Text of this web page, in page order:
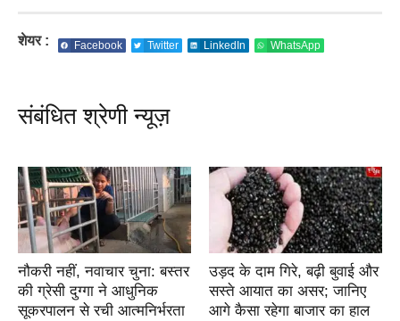
शेयर : Facebook Twitter LinkedIn WhatsApp
संबंधित श्रेणी न्यूज़
नौकरी नहीं, नवाचार चुना: बस्तर
की ग्रेसी दुग्गा ने आधुनिक
सूकरपालन से रची आत्मनिर्भरता
उड़द के दाम गिरे, बढ़ी बुवाई और
सस्ते आयात का असर; जानिए
आगे कैसा रहेगा बाजार का हाल